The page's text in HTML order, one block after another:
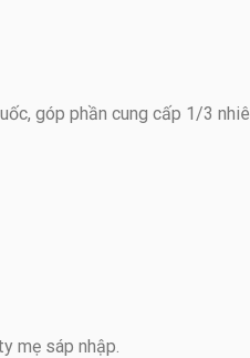
góp phần cung cấp 1/3
mẹ sáp nhập.